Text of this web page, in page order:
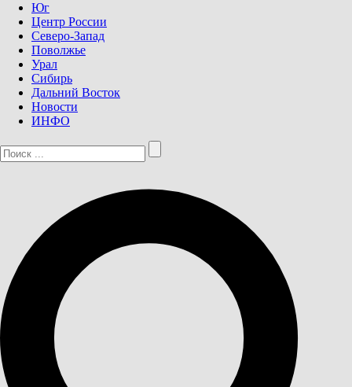
Юг
Центр России
Северо-Запад
Поволжье
Урал
Сибирь
Дальний Восток
Новости
ИНФО